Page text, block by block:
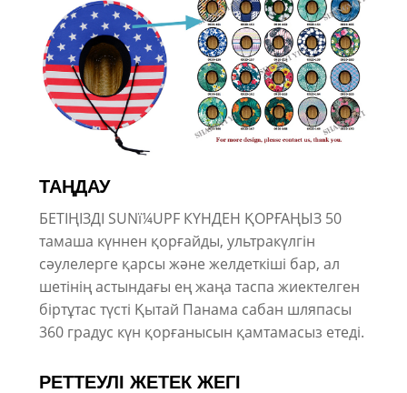
ТАҢДАУ
БЕТІҢІЗДІ SUNï¼UPF КҮНДЕН ҚОРҒАҢЫЗ 50
тамаша күннен қорғайды, ультракүлгін
сәулелерге қарсы және желдеткіші бар, ал
шетінің астындағы ең жаңа таспа жиектелген
біртұтас түсті Қытай Панама сабан шляпасы
360 градус күн қорғанысын қамтамасыз етеді.
РЕТТЕУЛІ ЖЕТЕК ЖЕГІ